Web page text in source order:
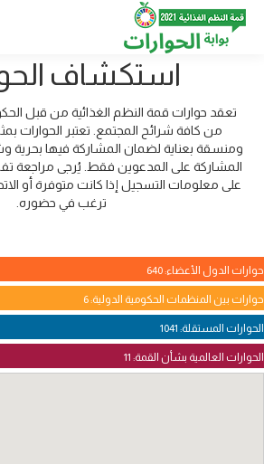
استكشاف
تعقد حوارات قمة النظم الغذائية من قبل
من كافة شرائح المجتمع. تعتبر الحوارات
ومنسقة بعناية لضمان المشاركة فيها بحرية
المشاركة على المدعوين فقط. يُرجى مراجعة
على معلومات التسجيل إذا كانت متوفرة أو
ترغب في حضوره.
حوارات الدول الأعضاء: 640
حوارات بين المنظمات الحكومية الدولية: 6
الحوارات المستقلة: 1041
الحوارات العالمية بشأن القمة: 11